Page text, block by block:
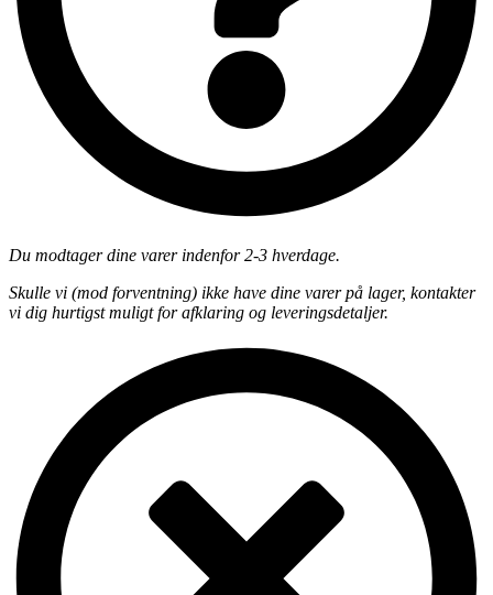
Du modtager dine varer indenfor 2-3 hverdage.
Skulle vi (mod forventning) ikke have dine varer på lager, kontakter
vi dig hurtigst muligt for afklaring og leveringsdetaljer.